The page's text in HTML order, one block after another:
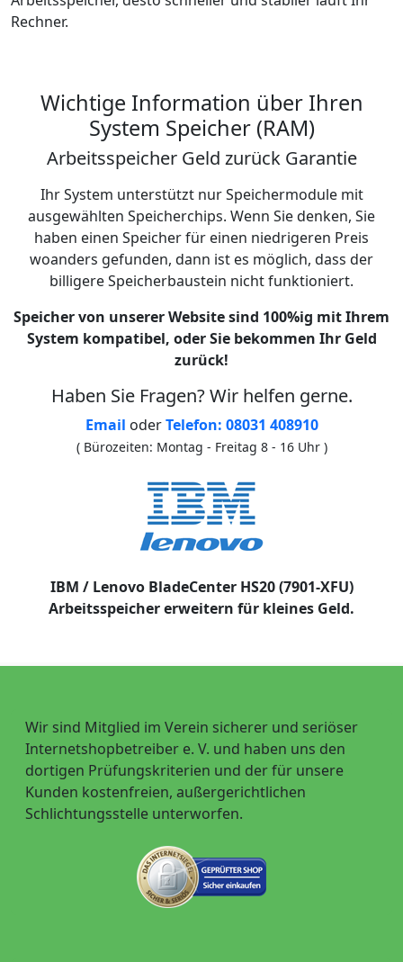
Rechner.
Wichtige Information über Ihren
System Speicher (RAM)
Arbeitsspeicher Geld zurück Garantie
Ihr System unterstützt nur Speichermodule mit
ausgewählten Speicherchips. Wenn Sie denken, Sie
haben einen Speicher für einen niedrigeren Preis
woanders gefunden, dann ist es möglich, dass der
billigere Speicherbaustein nicht funktioniert.
Speicher von unserer Website sind 100%ig mit Ihrem
System kompatibel, oder Sie bekommen Ihr Geld
zurück!
Haben Sie Fragen? Wir helfen gerne.
Email oderTelefon: 08031 408910
( Bürozeiten: Montag - Freitag 8 - 16 Uhr )
IBM / Lenovo BladeCenter HS20 (7901-XFU)
Arbeitsspeicher erweitern für kleines Geld.
Wir sind Mitglied im Verein sicherer und seriöser
Internetshopbetreiber e. V. und haben uns den
dortigen Prüfungskriterien und der für unsere
Kunden kostenfreien, außergerichtlichen
Schlichtungsstelle unterworfen.